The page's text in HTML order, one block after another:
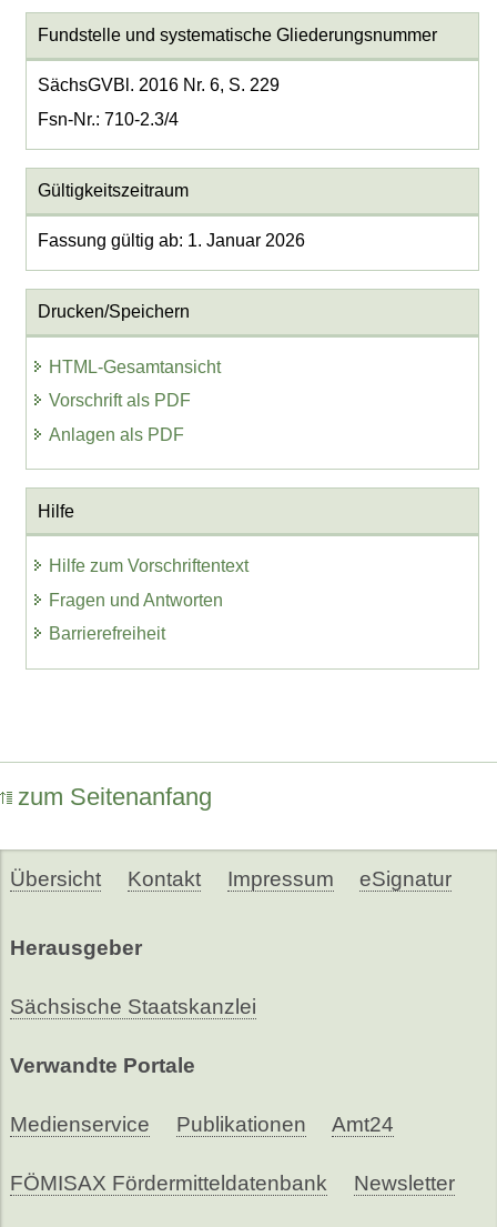
Fundstelle und systematische Gliederungsnummer
SächsGVBl. 2016 Nr. 6, S. 229
Fsn-Nr.: 710-2.3/4
Gültigkeitszeitraum
Fassung gültig ab: 1. Januar 2026
Drucken/Speichern
HTML-Gesamtansicht
Vorschrift als PDF
Anlagen als PDF
Hilfe
Hilfe zum Vorschriftentext
Fragen und Antworten
Barrierefreiheit
zum Seitenanfang
Übersicht Kontakt Impressum eSignatur
Herausgeber
Sächsische Staatskanzlei
Verwandte Portale
Medienservice Publikationen Amt24
FÖMISAX Fördermitteldatenbank Newsletter